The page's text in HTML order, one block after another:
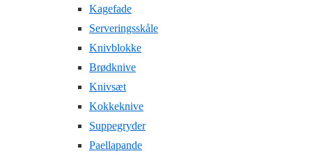
Kagefade
Serveringsskåle
Knivblokke
Brødknive
Knivsæt
Kokkeknive
Suppegryder
Paellapande